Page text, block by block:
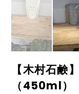
【木村石鹸
（450ml）